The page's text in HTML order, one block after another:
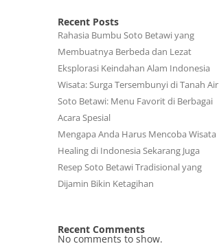
Recent Posts
Rahasia Bumbu Soto Betawi yang
Membuatnya Berbeda dan Lezat
Eksplorasi Keindahan Alam Indonesia
Wisata: Surga Tersembunyi di Tanah Air
Soto Betawi: Menu Favorit di Berbagai
Acara Spesial
Mengapa Anda Harus Mencoba Wisata
Healing di Indonesia Sekarang Juga
Resep Soto Betawi Tradisional yang
Dijamin Bikin Ketagihan
Recent Comments
No comments to show.